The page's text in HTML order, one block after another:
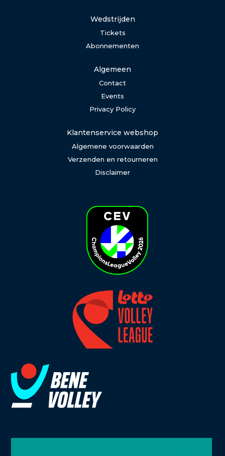
Wedstrijden
Tickets
Abonnementen
Algemeen
Contact
Events
Privacy Policy
Klantenservice webshop
Algemene voorwaarden
Verzenden en retourneren
Disclaimer